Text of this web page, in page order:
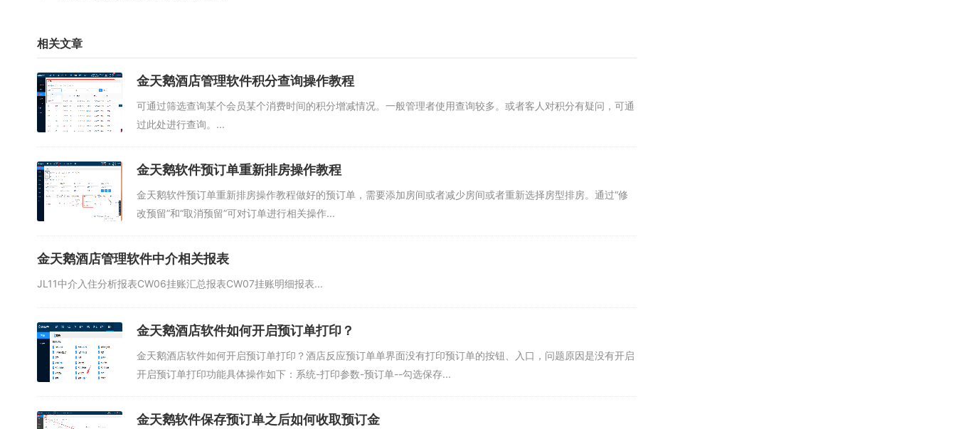
相关文章
金天鹅酒店管理软件积分查询操作教程
可通过筛选查询某个会员某个消费时间的积分增减情况。一般管理者使用查询较多。或者客人对积分有疑问，可通
过此处进行查询。...
金天鹅软件预订单重新排房操作教程
金天鹅软件预订单重新排房操作教程做好的预订单，需要添加房间或者减少房间或者重新选择房型排房。通过“修
改预留”和“取消预留”可对订单进行相关操作...
金天鹅酒店管理软件中介相关报表
JL11中介入住分析报表CW06挂账汇总报表CW07挂账明细报表...
金天鹅酒店软件如何开启预订单打印？
金天鹅酒店软件如何开启预订单打印？酒店反应预订单单界面没有打印预订单的按钮、入口，问题原因是没有开启
开启预订单打印功能具体操作如下：系统-打印参数-预订单--勾选保存...
金天鹅软件保存预订单之后如何收取预订金